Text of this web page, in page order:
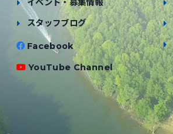
イベント・募集情報
スタッフブログ
Facebook
YouTube Channel